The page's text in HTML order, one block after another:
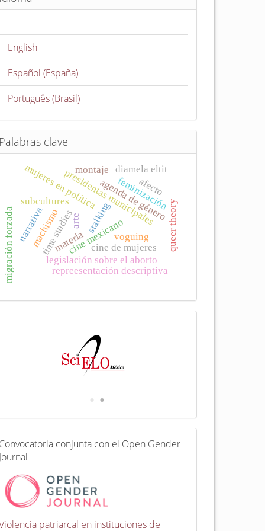
English
Español (España)
Português (Brasil)
Palabras clave
stalking
presidentas municipales
cine mexicano
mujeres en política
legislación sobre el aborto
machismo
agenda de género
feminización
repreesentación descriptiva
cine de mujeres
voguing queer theory
time studies
subcultures
afecto
materia
migración forzada narrativa
diamela eltit
montaje
arte
C
o
Convocatoria conjunta con el Open Gender
Journal
patriarcal en instituciones de